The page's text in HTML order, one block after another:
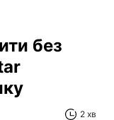
без
2 хв